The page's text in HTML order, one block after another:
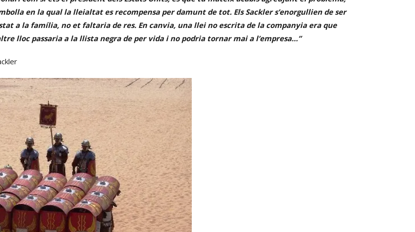
en la qual la lleialtat es recompensa per damunt de tot. Els Sackler s’enorgullien de ser
a la família, no et faltaria de res. En canvia, una llei no escrita de la companyia era que
lloc passaria a la llista negra de per vida i no podria tornar mai a l’empresa…”